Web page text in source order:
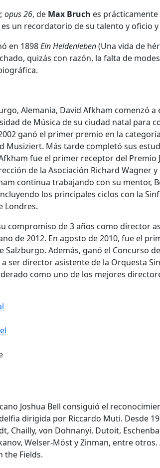
opus 26, de Max Bruch es
un recordatorio de su talento y oficio
en 1898Ein Heldenleben(Una vida de
quizás con razón, la falta de
Alemania, David Afkham comenzó
de Música de su ciudad natal para
ganó el primer premio en la
Musiziert. Más tarde completó sus
fue el primer receptor del Premio
de la Asociación Richard Wagner
continua trabajando con su mentor,
los principales ciclos con la
Londres.
compromiso de 3 años como director
de 2012. En agosto de 2010, fue el
Salzburgo. Además, ganó el Concurso
ser director asistente de la Orquesta
como uno de los mejores
Joshua Bell consiguió el
dirigida por Riccardo Muti. Desde
Chailly, von Dohnanyi, Dutoit,
Welser-Möst y Zinman, entre
the Fields.